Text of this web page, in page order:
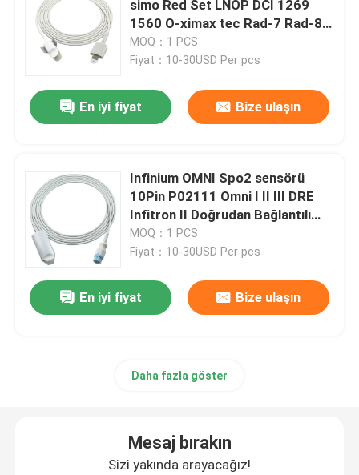
Radyo Saydam Tel
EKG holter kablosu
IBP Dönüştürücü
Sıcaklık Probu Kablosu
NIBP Manşeti
simo Red Set LNOP DCI 1269
1560 O-ximax tec Rad-7 Rad-8
Rad-57 SpO2 Sondu
MOQ：1 PCS
Fiyat：10-30USD Per pcs
En iyi fiyat Bize ulaşın
Infinium OMNI Spo2 sensörü
10Pin P02111 Omni I II III DRE
Infitron II Doğrudan Bağlantılı
SpO2 Sondu
MOQ：1 PCS
Fiyat：10-30USD Per pcs
En iyi fiyat Bize ulaşın
Daha fazla göster
Mesaj bırakın
Sizi yakında arayacağız!